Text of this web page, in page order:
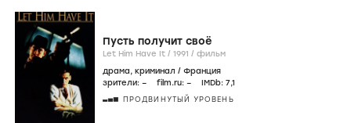
Пусть получит своё
Let Him Have It / 1991 / фильм
драма, криминал / Франция
зрители: – film.ru: – IMDb: 7,1
ПРОДВИНУТЫЙ УРОВЕНЬ